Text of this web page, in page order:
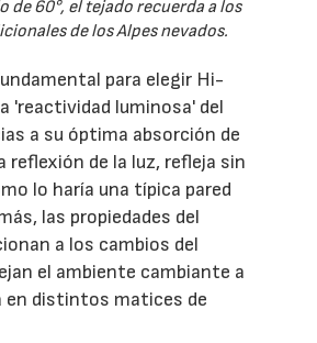
de 60°, el tejado recuerda a los
de los Alpes nevados.
para elegir Hi-
'reactividad luminosa' del
a su óptima absorción de
reflexión de la luz, refleja sin
lo haría una típica pared
las propiedades del
a los cambios del
el ambiente cambiante a
en distintos matices de